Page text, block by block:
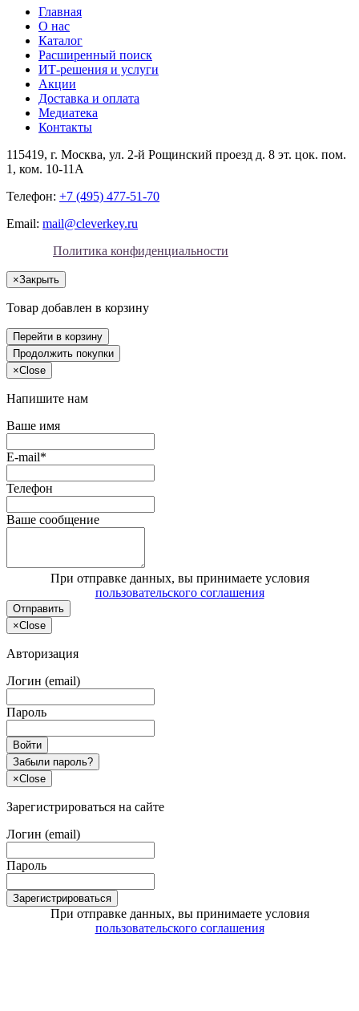
Главная
О нас
Каталог
Расширенный поиск
ИТ-решения и услуги
Акции
Доставка и оплата
Медиатека
Контакты
115419, г. Москва, ул. 2-й Рощинский проезд д. 8 эт. цок. пом.
1, ком. 10-11А
Телефон: +7 (495) 477-51-70
Email: mail@cleverkey.ru
Политика конфиденциальности
×Закрыть
Товар добавлен в корзину
Перейти в корзину
Продолжить покупки
×Close
Напишите нам
Ваше имя
E-mail*
Телефон
Ваше сообщение
При отправке данных, вы принимаете условия
пользовательского соглашения
Отправить
×Close
Авторизация
Логин (email)
Пароль
Войти
Забыли пароль?
×Close
Зарегистрироваться на сайте
Логин (email)
Пароль
Зарегистрироваться
При отправке данных, вы принимаете условия
пользовательского соглашения